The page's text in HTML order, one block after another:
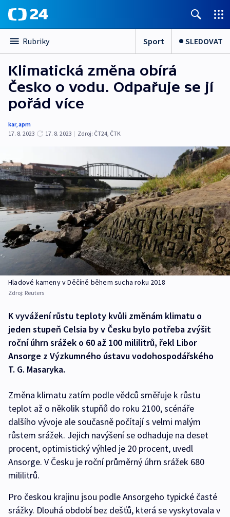
Rubriky Sport SLEDOVAT
Klimatická změna obírá
Česko o vodu. Odpařuje se jí
pořád více
kar,apm
17. 8. 2023
17. 8. 2023 | Zdroj: ČT24, ČTK
Hladové kameny v Děčíně během sucha roku 2018
Zdroj: Reuters
K vyvážení růstu teploty kvůli změnám klimatu o
jeden stupeň Celsia by v Česku bylo potřeba zvýšit
roční úhrn srážek o 60 až 100 mililitrů, řekl Libor
Ansorge z Výzkumného ústavu vodohospodářského
T. G. Masaryka.
Změna klimatu zatím podle vědců směřuje k růstu
teplot až o několik stupňů do roku 2100, scénáře
dalšího vývoje ale současně počítají s velmi malým
růstem srážek. Jejich navýšení se odhaduje na deset
procent, optimistický výhled je 20 procent, uvedl
Ansorge. V Česku je roční průměrný úhrn srážek 680
mililitrů.
Pro českou krajinu jsou podle Ansorgeho typické časté
srážky. Dlouhá období bez dešťů, která se vyskytovala v